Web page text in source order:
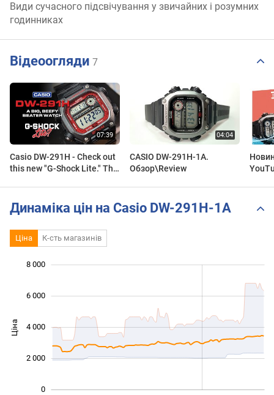
Види сучасного підсвічування у звичайних і розумних
годинниках
Відеоогляди 7
Casio DW-291H - Check out
this new "G-Shock Lite." The
CASIO DW-291H-1A.
Обзор\Review
Динаміка цін на Casio DW-291H-1A
Ціна К-сть магазинів
Ціна 1 000
0
2 000
4 000
6 000
8 000